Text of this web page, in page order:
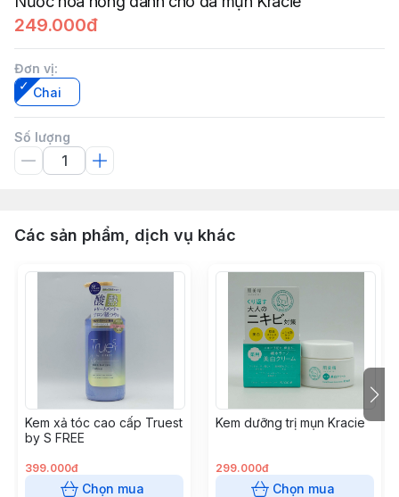
249.000đ
Đơn vị:
Chai
Số lượng
Các sản phẩm, dịch vụ khác
Kem xả tóc cao cấp Truest
by S FREE
399.000đ
Chọn mua
Kem dưỡng trị mụn Kracie
299.000đ
Chọn mua